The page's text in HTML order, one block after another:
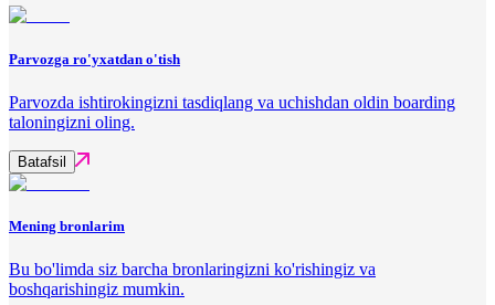
Parvozga ro'yxatdan o'tish
Parvozda ishtirokingizni tasdiqlang va uchishdan oldin boarding
taloningizni oling.
Batafsil
Mening bronlarim
Bu bo'limda siz barcha bronlaringizni ko'rishingiz va
boshqarishingiz mumkin.